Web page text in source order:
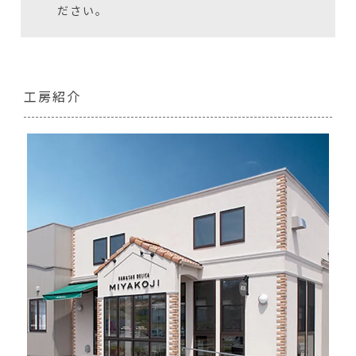
ださい。
工房紹介